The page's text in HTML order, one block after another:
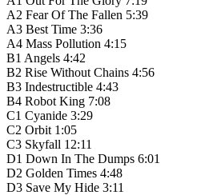
A2 Fear Of The Fallen 5:39
A3 Best Time 3:36
A4 Mass Pollution 4:15
B1 Angels 4:42
B2 Rise Without Chains 4:56
B3 Indestructible 4:43
B4 Robot King 7:08
C1 Cyanide 3:29
C2 Orbit 1:05
C3 Skyfall 12:11
D1 Down In The Dumps 6:01
D2 Golden Times 4:48
D3 Save My Hide 3:11